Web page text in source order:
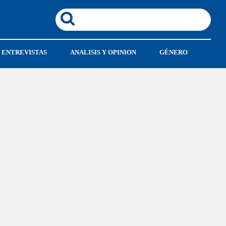
ENTREVISTAS ANALISIS Y OPINION GÉNERO